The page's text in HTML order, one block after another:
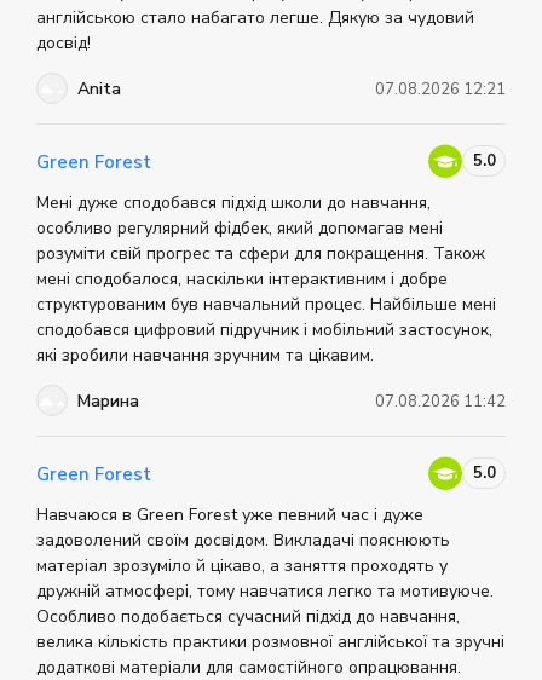
сайті.
англійською стало набагато легше. Дякую за чудовий
досвід!
Anita
07.08.2026 12:21
Green Forest 5.0
Мені дуже сподобався підхід школи до навчання,
особливо регулярний фідбек, який допомагав мені
розуміти свій прогрес та сфери для покращення. Також
мені сподобалося, наскільки інтерактивним і добре
структурованим був навчальний процес. Найбільше мені
сподобався цифровий підручник і мобільний застосунок,
які зробили навчання зручним та цікавим.
Марина
07.08.2026 11:42
Green Forest 5.0
Навчаюся в Green Forest уже певний час і дуже
задоволений своїм досвідом. Викладачі пояснюють
матеріал зрозуміло й цікаво, а заняття проходять у
дружній атмосфері, тому навчатися легко та мотивуюче.
Особливо подобається сучасний підхід до навчання,
велика кількість практики розмовної англійської та зручні
додаткові матеріали для самостійного опрацювання.